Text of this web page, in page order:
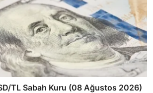
TL Sabah Kuru (08 Ağustos 2026)